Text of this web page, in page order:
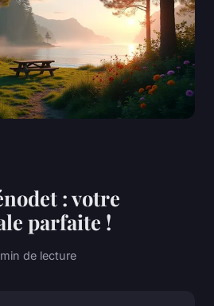
: votre
parfaite !
de lecture